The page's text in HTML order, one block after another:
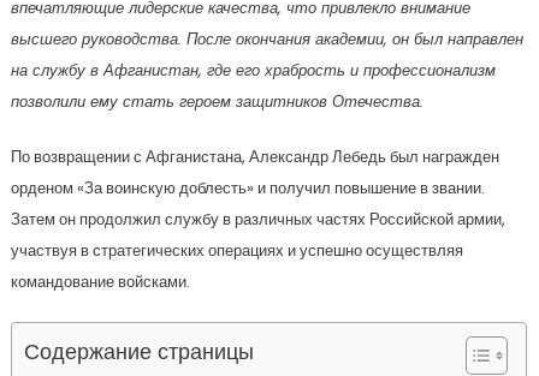
впечатляющие лидерские качества, что привлекло внимание
высшего руководства. После окончания академии, он был направлен
на службу в Афганистан, где его храбрость и профессионализм
позволили ему стать героем защитников Отечества.
По возвращении с Афганистана, Александр Лебедь был награжден
орденом «За воинскую доблесть» и получил повышение в звании.
Затем он продолжил службу в различных частях Российской армии,
участвуя в стратегических операциях и успешно осуществляя
командование войсками.
Содержание страницы